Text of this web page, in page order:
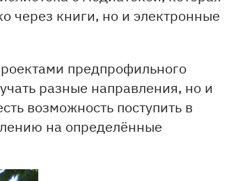
через книги, но и электронные
предпрофильного
разные направления, но и
возможность поступить в
на определённые